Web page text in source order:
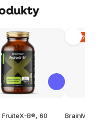
FruiteX-B®, 60
-15 %
BrainMax®